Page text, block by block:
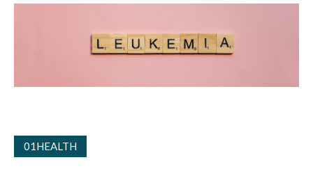
01HEALTH